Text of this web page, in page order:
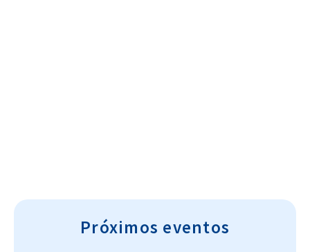
Próximos eventos